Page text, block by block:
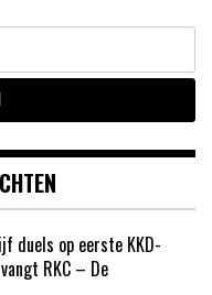
duels op eerste KKD-
RKC – De